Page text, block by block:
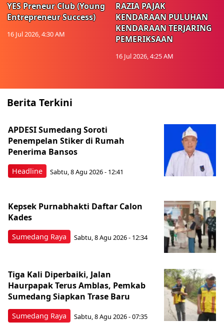
YES Preneur Club (Young
Entrepreneur Success)
16 Jul 2026, 4:30 AM
RAZIA PAJAK
KENDARAAN PULUHAN
KENDARAAN TERJARING
PEMERIKSAAN
16 Jul 2026, 4:25 AM
Berita Terkini
Headline
APDESI Sumedang Soroti
Penempelan Stiker di Rumah
Penerima Bansos
Sabtu, 8 Agu 2026 - 12:41
Sumedang Raya
Kepsek Purnabhakti Daftar Calon
Kades
Sabtu, 8 Agu 2026 - 12:34
Sumedang Raya
Tiga Kali Diperbaiki, Jalan
Haurpapak Terus Amblas, Pemkab
Sumedang Siapkan Trase Baru
Sabtu, 8 Agu 2026 - 07:35